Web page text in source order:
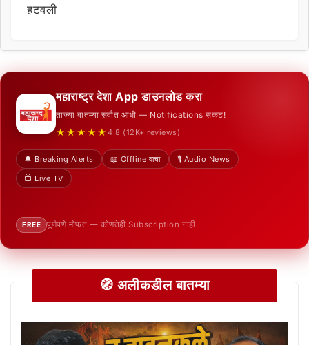
हटवली
महाराष्ट्र देशा App डाउनलोड करा
ताज्या बातम्या सर्वात आधी — Notifications सकट!
★★★★★ 4.8 (12K+ reviews)
🔔 Breaking Alerts 📖 Offline वाचा
🎙️ Audio News
📺 Live TV
FREE पूर्णपणे मोफत — कोणतेही Subscription नाही
🧭 अलीकडील बातम्या